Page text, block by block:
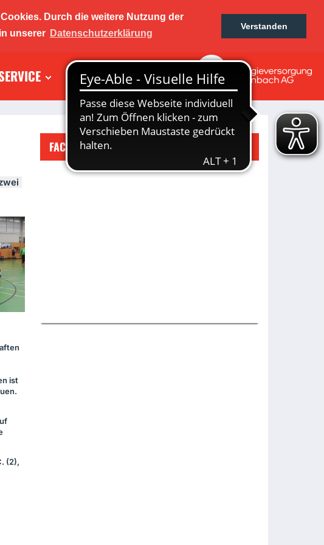
Durch die weitere Nutzung der
unserer Datenschutzerklärung
Verstanden
Ticketshop Fanshop
e.V.
KINDESWOHL
ist
(2),
FACEBOOK